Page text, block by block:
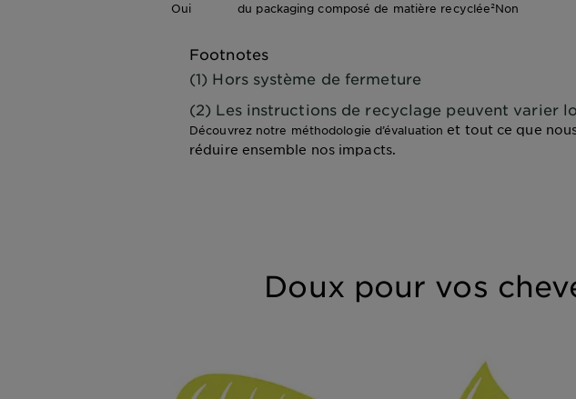
Oui
du packaging composé de matière recyclée²Non
Footnotes
(1) Hors système de fermeture
(2) Les instructions de recyclage peuvent varier
Découvrez notre méthodologie d’évaluation et tout ce que
réduire ensemble nos impacts.
Doux pour vos